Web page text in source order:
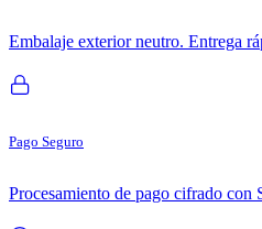
Embalaje exterior neutro. Entrega
Pago Seguro
Procesamiento de pago cifrado